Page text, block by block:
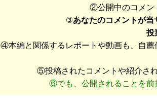
②公開中のコメン
③あなたのコメントが当
投
④本編と関係するレポートや動画も、自薦
⑤投稿されたコメントや紹介さ
⑥でも、公開されることを前